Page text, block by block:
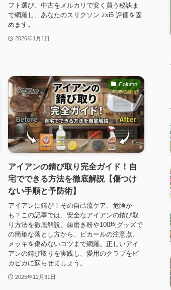
フト選び、中古をメルカリで安く買う秘訣ま
で網羅し、あなたのスリクソン zxi5 評価を固
めます。
2026年1月1日
Column
アイアンの錆び取り完全ガイド！自
宅でできる方法を徹底解説【傷つけ
ない手順と予防術】
アイアンに錆が！その自己流ケア、危険か
も？この記事では、安全なアイアンの錆び取
り方法を徹底解説。歯磨き粉や100均グッズで
の簡単な落とし方から、ピカールの注意点、
メッキを傷めないコツまで網羅。正しいアイ
アンの錆び取りを実践し、愛用のクラブをピ
カピカに蘇らせましょう。
2025年12月31日